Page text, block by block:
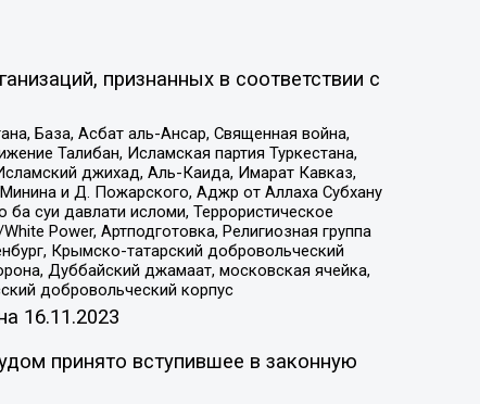
признанных в соответствии с
База, Асбат аль-Ансар, Священная война,
Талибан, Исламская партия Туркестана,
джихад, Аль-Каида, Имарат Кавказ,
и Д. Пожарского, Аджр от Аллаха Субхану
суи давлати исломи, Террористическое
Power, Артподготовка, Религиозная группа
Крымско-татарский добровольческий
Дуббайский джамаат, московская ячейка,
добровольческий корпус
16.11.2023
принято вступившее в законную